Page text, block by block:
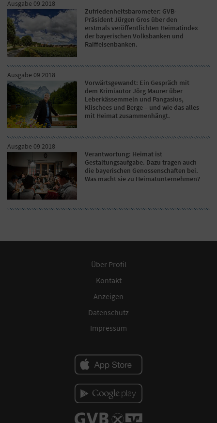
Ausgabe 09 2018
Zufriedenheitsbarometer: GVB-
Präsident Jürgen Gros über den
erstmals veröffentlichten Heimatindex
der bayerischen Volksbanken und
Raiffeisenbanken.
Ausgabe 09 2018
Vorwärtsgewandt: Ein Gespräch mit
dem Krimiautor Jörg Maurer über
Leberkässemmeln und Pangasius,
Klischees und Berge – und wie das alles
mit Heimat zusammenhängt.
Ausgabe 09 2018
Verantwortung: Heimat ist
Gestaltungsaufgabe. Dazu tragen auch
die bayerischen Genossenschaften bei.
Was macht sie zu Heimatunternehmen?
Über Profil
Kontakt
Anzeigen
Datenschutz
Impressum